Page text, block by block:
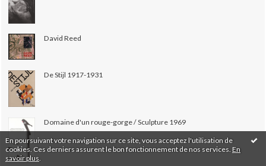
En poursuivant votre navigation sur ce site, vous acceptez l'utilisation de
cookies. Ces derniers assurent le bon fonctionnement de nos services. En
savoir plus
David Reed
De Stijl 1917-1931
Domaine d'un rouge-gorge / Sculpture 1969